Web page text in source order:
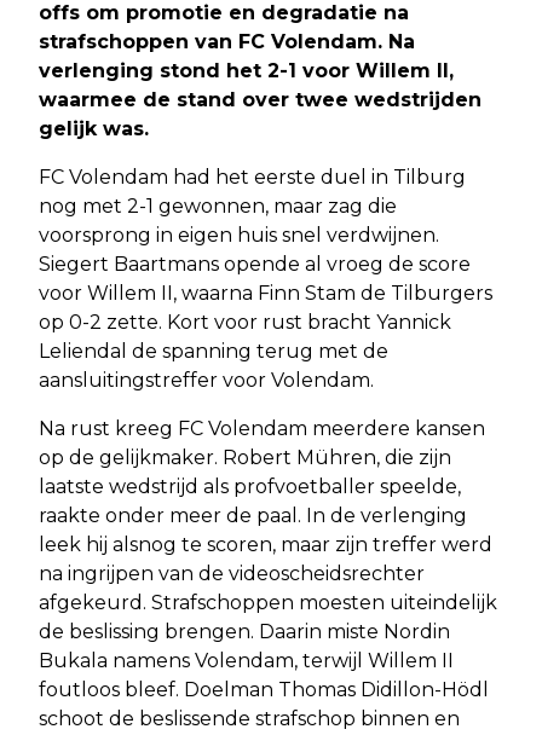
offs om promotie en degradatie na
strafschoppen van FC Volendam. Na
verlenging stond het 2-1 voor Willem II,
waarmee de stand over twee wedstrijden
gelijk was.
FC Volendam had het eerste duel in Tilburg
nog met 2-1 gewonnen, maar zag die
voorsprong in eigen huis snel verdwijnen.
Siegert Baartmans opende al vroeg de score
voor Willem II, waarna Finn Stam de Tilburgers
op 0-2 zette. Kort voor rust bracht Yannick
Leliendal de spanning terug met de
aansluitingstreffer voor Volendam.
Na rust kreeg FC Volendam meerdere kansen
op de gelijkmaker. Robert Mühren, die zijn
laatste wedstrijd als profvoetballer speelde,
raakte onder meer de paal. In de verlenging
leek hij alsnog te scoren, maar zijn treffer werd
na ingrijpen van de videoscheidsrechter
afgekeurd. Strafschoppen moesten uiteindelijk
de beslissing brengen. Daarin miste Nordin
Bukala namens Volendam, terwijl Willem II
foutloos bleef. Doelman Thomas Didillon-Hödl
schoot de beslissende strafschop binnen en